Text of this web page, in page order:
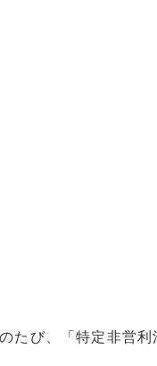
たび、「特定非営